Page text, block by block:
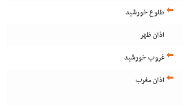
طلوع خورشید
اذان ظهر
غروب خورشید
اذان مغرب